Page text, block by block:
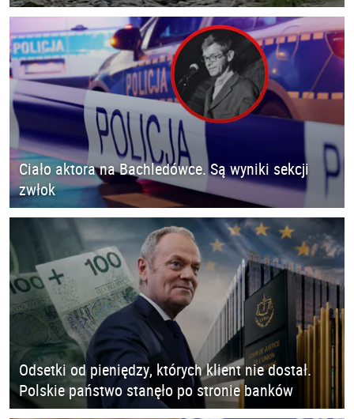
Ciało aktora na Bachledówce. Są wyniki sekcji
zwłok
Odsetki od pieniędzy, których klient nie dostał.
Polskie państwo stanęło po stronie banków